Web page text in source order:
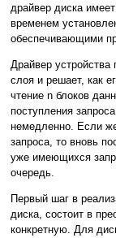
драйвер диска
временем
обеспечивающими
Драйвер устройства
слоя и решает, как
чтение n блоков
поступления
немедленно. Если
запроса, то вновь
уже имеющихся
очередь.
Первый шаг в
диска, состоит в
конкретную. Для